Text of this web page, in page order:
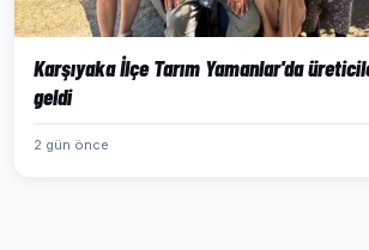
Karşıyaka İlçe Tarım Yamanlar'da
geldi
2 gün önce